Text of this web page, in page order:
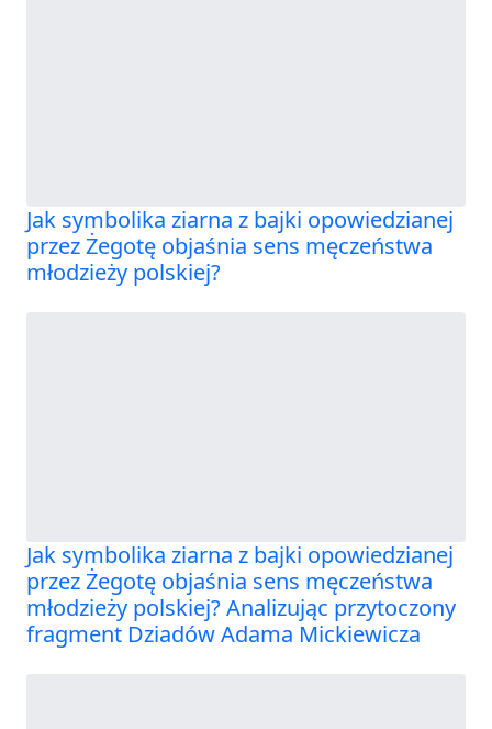
Jak symbolika ziarna z bajki opowiedzianej
przez Żegotę objaśnia sens męczeństwa
młodzieży polskiej?
Jak symbolika ziarna z bajki opowiedzianej
przez Żegotę objaśnia sens męczeństwa
młodzieży polskiej? Analizując przytoczony
fragment Dziadów Adama Mickiewicza